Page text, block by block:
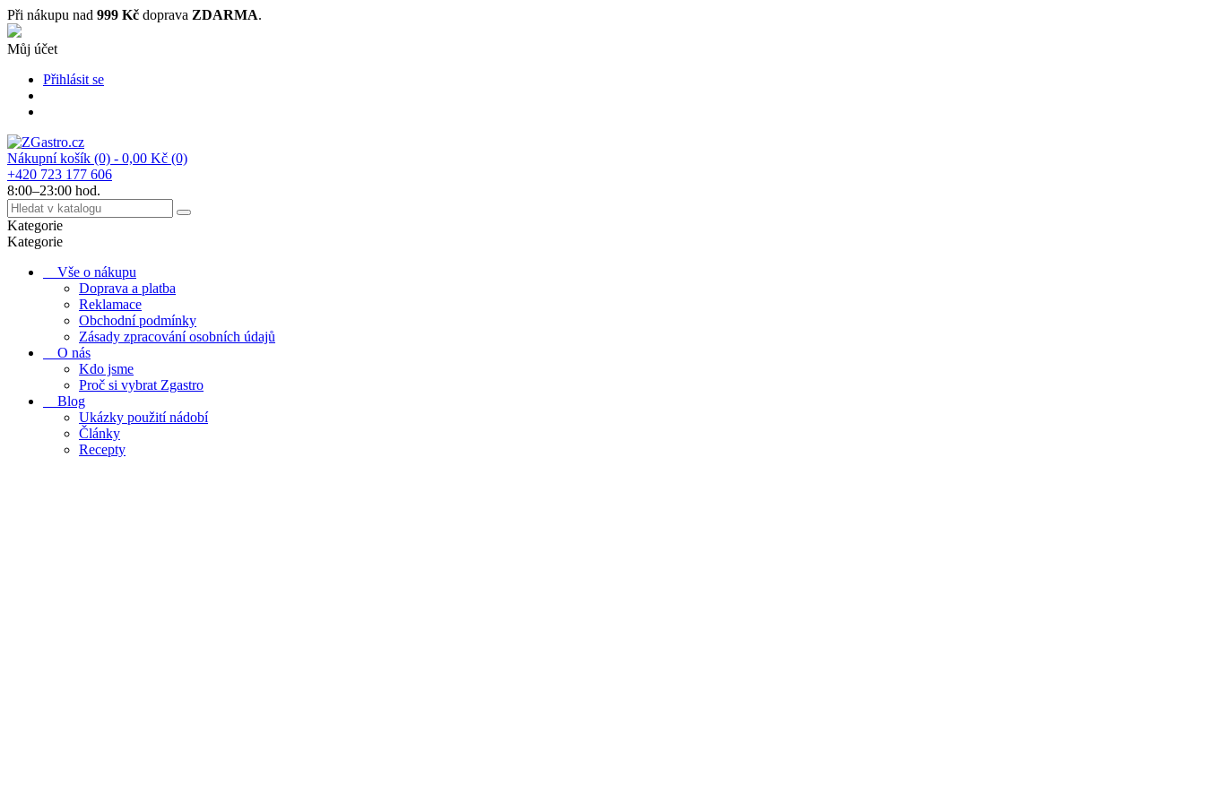
Při nákupu nad 999 Kč doprava ZDARMA.
Můj účet
Přihlásit se
Nákupní košík (0) - 0,00 Kč (0)
+420 723 177 606
8:00–23:00 hod.
Kategorie
Kategorie
Vše o nákupu
Doprava a platba
Reklamace
Obchodní podmínky
Zásady zpracování osobních údajů
O nás
Kdo jsme
Proč si vybrat Zgastro
Blog
Ukázky použití nádobí
Články
Recepty